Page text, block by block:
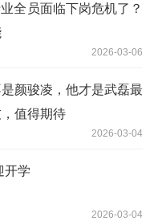
全员面临下岗危机了？
2026-03-06
颜骏凌，他才是武磊最
值得期待
2026-03-04
开学
2026-03-04